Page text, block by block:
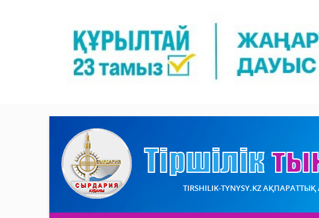
TIRSHILIK-TYNYSY.KZ АҚПАРАТТЫҚ